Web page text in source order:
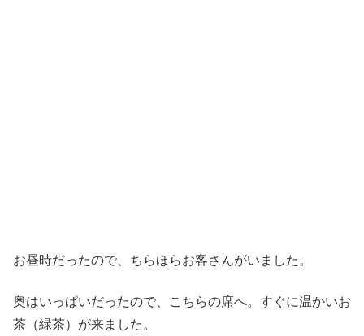
お昼時だったので、ちらほらお客さんがいました。
奥はいっぱいだったので、こちらの席へ。すぐに温かいお
茶（緑茶）が来ました。